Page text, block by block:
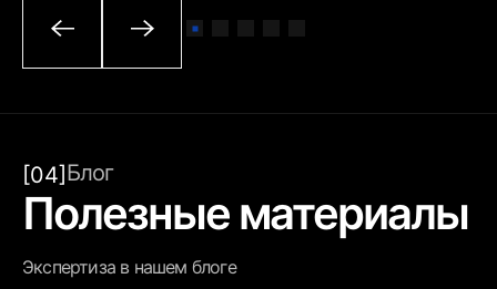
[04]Блог
Полезные материалы
Экспертиза в нашем блоге